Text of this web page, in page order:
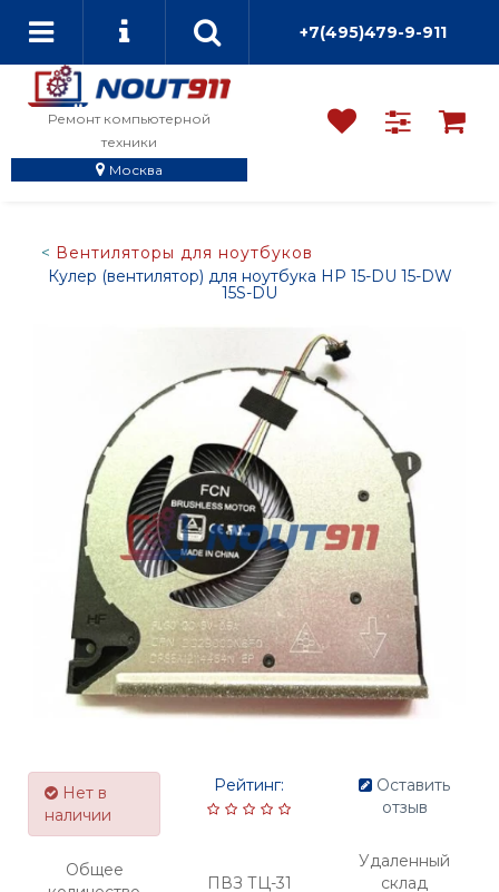
+7(495)479-9-911
Ремонт компьютерной
техники
Москва
Вентиляторы для ноутбуков
Кулер (вентилятор) для ноутбука HP 15-DU 15-DW
15S-DU
Нет в
наличии
Общее
Рейтинг:
ПВЗ ТЦ-31
Оставить
отзыв
Удаленный
склад